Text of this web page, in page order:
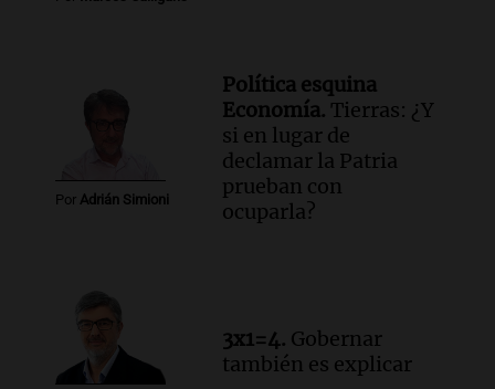
comedores y merenderos comunitarios
para mejorar la asistencia alimentaria
Panorama Federal
Por Adrián Simioni
Política esquina
Economía. Tierras: ¿Y
si en lugar de
declamar la Patria
prueban con
ocuparla?
3x1=4. Gobernar
también es explicar